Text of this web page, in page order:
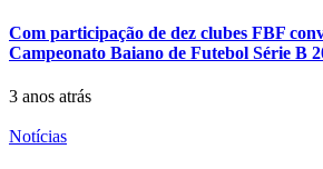
Com participação de dez clubes FBF
Campeonato Baiano de Futebol Série B
3 anos atrás
Notícias